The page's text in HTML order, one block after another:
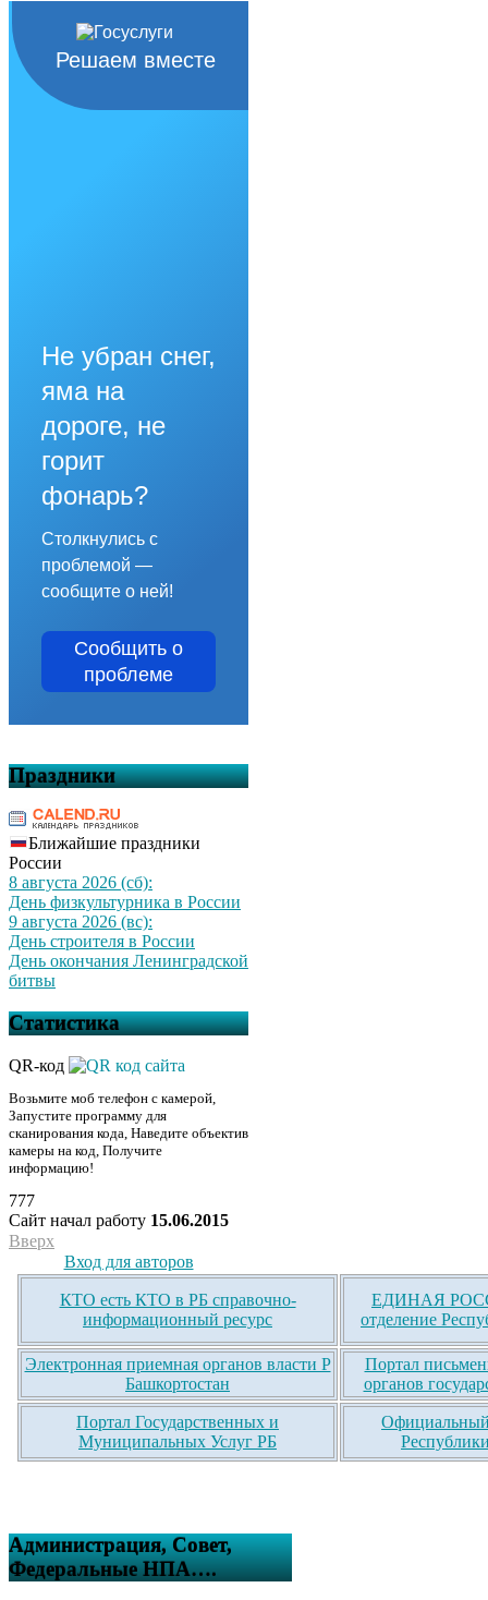
Решаем вместе
Не убран снег,
яма на
дороге, не
горит
фонарь?
Столкнулись с
проблемой —
сообщите о ней!
Сообщить о
проблеме
Праздники
Ближайшие праздники
России
8 августа 2026 (сб):
День физкультурника в России
9 августа 2026 (вс):
День строителя в России
День окончания Ленинградской
битвы
Статистика
QR-код
Возьмите моб телефон с камерой,
Запустите программу для
сканирования кода, Наведите объектив
камеры на код, Получите
информацию!
777
Сайт начал работу 15.06.2015
Вверх
Вход для авторов
КТО есть КТО в РБ справочно-
информационный ресурс
ЕДИНАЯ
отделение
Электронная приемная органов власти Р
Башкортостан
Портал
органов
Портал Государственных и
Муниципальных Услуг РБ
Официальный
Администрация, Совет,
Федеральные НПА….